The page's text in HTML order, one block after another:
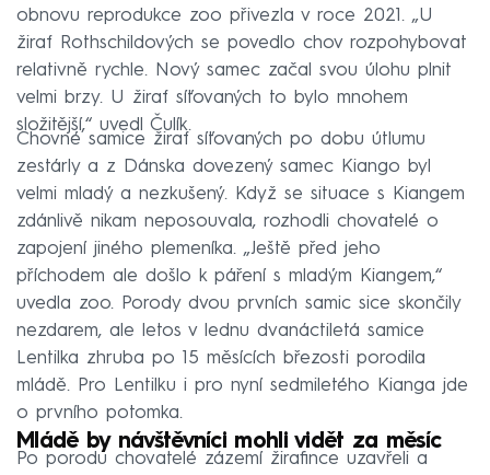
obnovu reprodukce zoo přivezla v roce 2021. „U
žiraf Rothschildových se povedlo chov rozpohybovat
relativně rychle. Nový samec začal svou úlohu plnit
velmi brzy. U žiraf síťovaných to bylo mnohem
složitější,“ uvedl Čulík.
Chovné samice žiraf síťovaných po dobu útlumu
zestárly a z Dánska dovezený samec Kiango byl
velmi mladý a nezkušený. Když se situace s Kiangem
zdánlivě nikam neposouvala, rozhodli chovatelé o
zapojení jiného plemeníka. „Ještě před jeho
příchodem ale došlo k páření s mladým Kiangem,“
uvedla zoo. Porody dvou prvních samic sice skončily
nezdarem, ale letos v lednu dvanáctiletá samice
Lentilka zhruba po 15 měsících březosti porodila
mládě. Pro Lentilku i pro nyní sedmiletého Kianga jde
o prvního potomka.
Mládě by návštěvníci mohli vidět za měsíc
Po porodu chovatelé zázemí žirafince uzavřeli a